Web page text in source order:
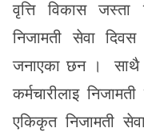
वृत्ति विकास जस्ता
निजामती सेवा दिवस
जनाएका छन । साथै
कर्मचारीलाइ
एकिकृत निजामती